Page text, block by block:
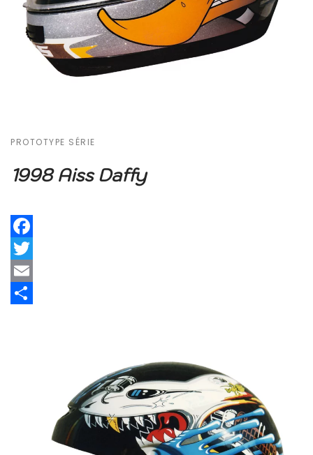
PROTOTYPE SÉRIE
1998 Aiss Daffy
Facebook
Twitter
Email